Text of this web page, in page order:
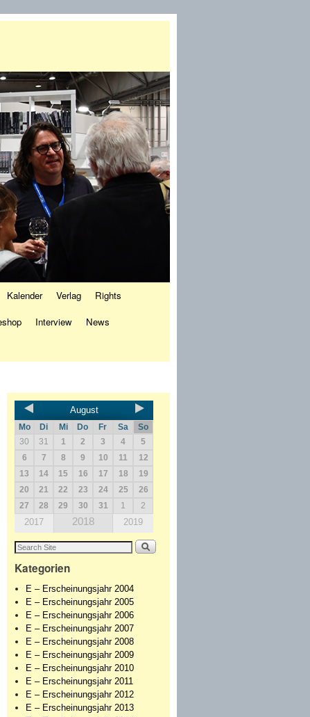
Kalender Verlag
Rights
Interview
News
August
Mo Di Mi Do Fr Sa
So
30
31 1 2 3 4
5
6
7 8 9 10 11
12
13
14 15 16 17 18
19
20
21 22 23 24 25
26
27
28 29 30 31 1 2
2017 2018 2019
Kategorien
E – Erscheinungsjahr 2004
E – Erscheinungsjahr 2005
E – Erscheinungsjahr 2006
E – Erscheinungsjahr 2007
E – Erscheinungsjahr 2008
E – Erscheinungsjahr 2009
E – Erscheinungsjahr 2010
E – Erscheinungsjahr 2011
E – Erscheinungsjahr 2012
E – Erscheinungsjahr 2013